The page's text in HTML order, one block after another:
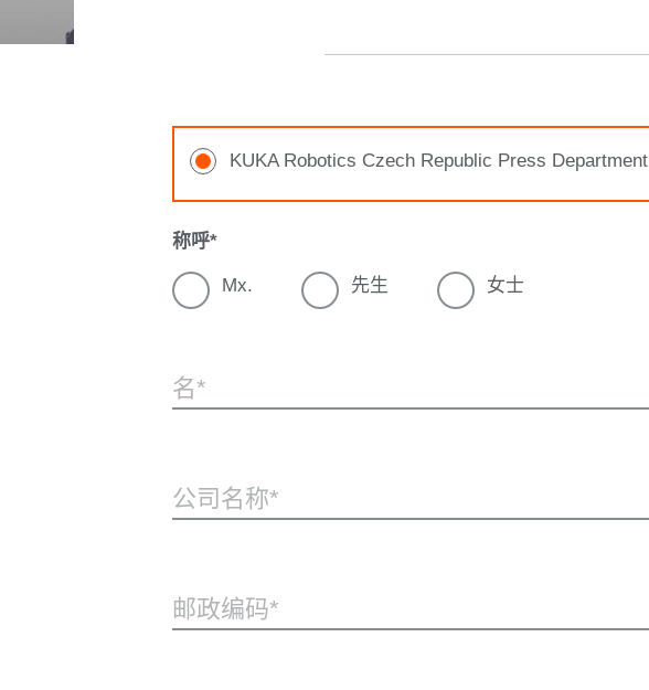
KUKA Robotics Czech Republic Press Department
称呼
Mx. 先生 女士
名
公司名称
邮政编码